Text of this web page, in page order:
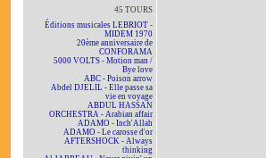
45 TOURS
Éditions musicales LEBRIOT -
MIDEM 1970
20ème anniversaire de
CONFORAMA
5000 VOLTS - Motion man /
Bye love
ABC - Poison arrow
Abdel DJELIL - Elle passe sa
vie en voyage
ABDUL HASSAN
ORCHESTRA - Arabian affair
ADAMO - Inch'Allah
ADAMO - Le carosse d'or
AFTERSHOCK - Always
thinking